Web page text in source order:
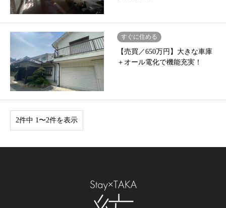
すぐに住める
【売買／650万円】大きな車庫
＋オール電化で機能充実！
2件中 1〜2件を表示